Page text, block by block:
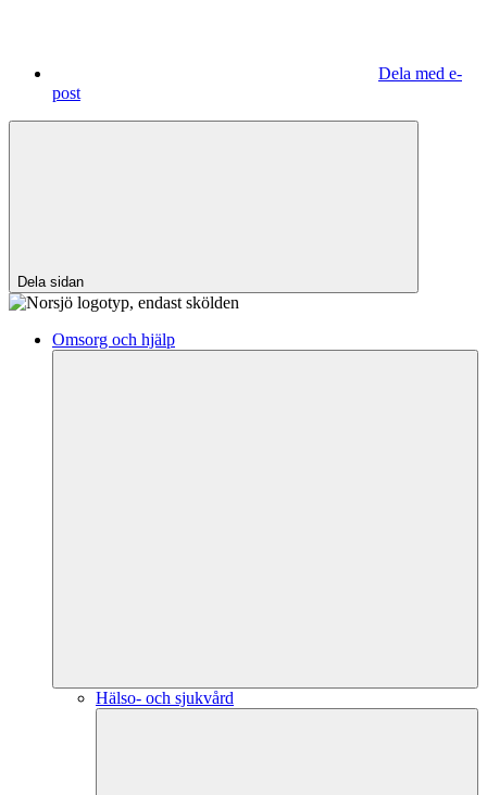
Dela med e-
post
Dela sidan
Omsorg och hjälp
Hälso- och sjukvård